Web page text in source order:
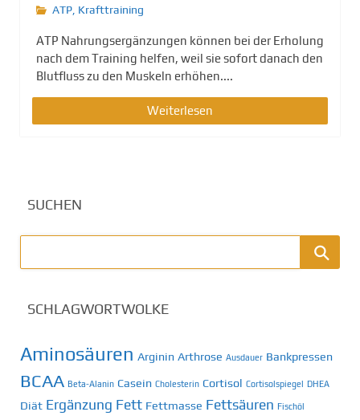
ATP, Krafttraining
ATP Nahrungsergänzungen können bei der Erholung
nach dem Training helfen, weil sie sofort danach den
Blutfluss zu den Muskeln erhöhen....
Weiterlesen
SUCHEN
SCHLAGWORTWOLKE
Aminosäuren Arginin Arthrose Ausdauer Bankpressen
BCAA Beta-Alanin Casein Cholesterin Cortisol Cortisolspiegel DHEA
Diät Ergänzung Fett Fettmasse Fettsäuren Fischöl